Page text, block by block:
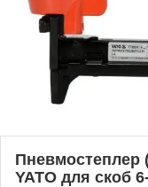
Пневмостеплер
YATO для скоб